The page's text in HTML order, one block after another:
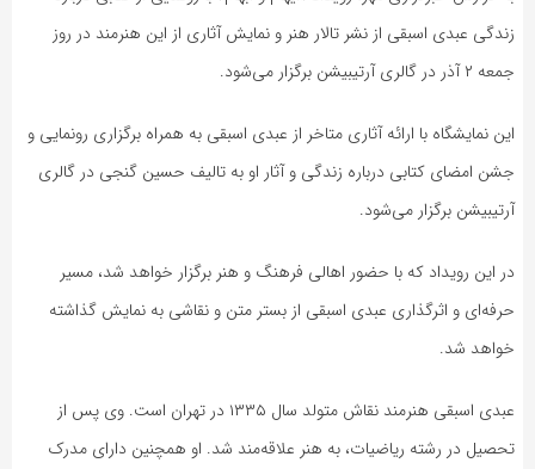
زندگی عبدی اسبقی از نشر تالار هنر و نمایش آثاری از این هنرمند در روز
جمعه ۲ آذر در گالری آرتیبیشن برگزار می‌شود.
این نمایشگاه با ارائه آثاری متاخر از عبدی اسبقی به همراه برگزاری رونمایی و
جشن امضای کتابی درباره زندگی و آثار او به تالیف حسین گنجی در گالری
آرتیبیشن برگزار می‌شود.
در این رویداد که با حضور اهالی فرهنگ و هنر برگزار خواهد شد، مسیر
حرفه‌ای و اثرگذاری عبدی اسبقی از بستر متن و نقاشی به نمایش گذاشته
خواهد شد.
عبدی اسبقی هنرمند نقاش متولد سال ۱۳۳۵ در تهران است. وی پس از
تحصیل در رشته ریاضیات، به هنر علاقه‌مند شد. او همچنین دارای مدرک